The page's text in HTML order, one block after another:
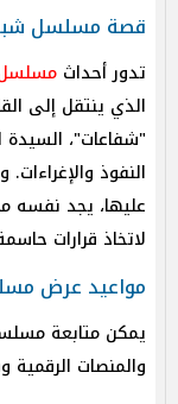
قصة مسلسل
تدور أحداث مسلسل
الذي ينتقل إلى
"شفاعات"،
النفوذ
عليها، يجد نفسه
لاتخاذ قرارات
مواعيد عرض
يمكن متابعة
والمنصات الرقمية